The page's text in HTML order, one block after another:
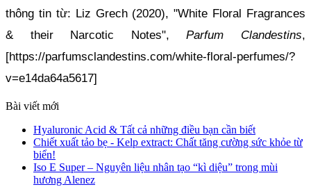
thông tin từ: Liz Grech (2020), "White Floral Fragrances
& their Narcotic Notes", Parfum Clandestins
[https://parfumsclandestins.com/white-floral-perfumes/?
v=e14da64a5617]
Bài viết mới
Hyaluronic Acid & Tất cả những điều bạn cần biết
Chiết xuất tảo bẹ - Kelp extract: Chất tăng cường sức khỏe từ
biển!
Iso E Super – Nguyên liệu nhân tạo “kì diệu” trong mùi
hương Alenez